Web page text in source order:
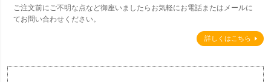
ご注文前にご不明な点など御座いましたらお気軽にお電話またはメールに
てお問い合わせください。
詳しくはこちら